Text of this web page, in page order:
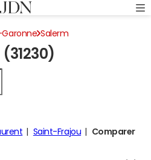
Salerm
Saint-Frajou
Comparer